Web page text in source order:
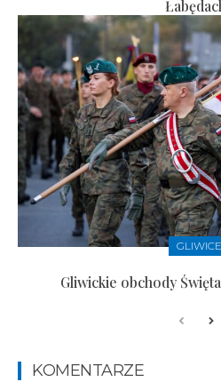
GLIWICE
Gliwickie obchody
KOMENTARZE